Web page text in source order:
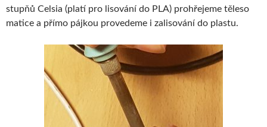
stupňů Celsia (platí pro lisování do PLA) prohřejeme těleso
matice a přímo pájkou provedeme i zalisování do plastu.